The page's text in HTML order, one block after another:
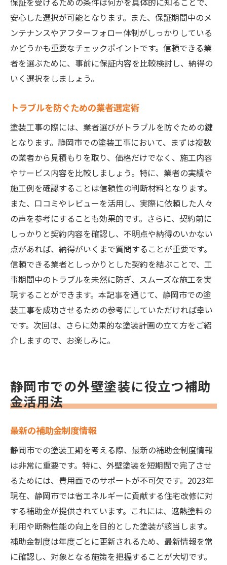
安心した選択が可能となります。また、保証期間中のメ
ンテナンスやアフターフォロー体制がしっかりしている
かどうかも重要なチェックポイントです。信頼できる業
者を選ぶために、事前に保証内容を比較検討し、納得の
いく選択をしましょう。
トラブルを防ぐための業者選定術
塗装工事の際には、業者選びがトラブルを防ぐための鍵
となります。静岡市での塗装工事において、まずは複数
の業者から見積もりを取り、価格だけでなく、施工内容
やサービス内容を比較しましょう。特に、業者の実績や
施工例を確認することは信頼性の判断材料となります。
また、口コミやレビューを活用し、実際に依頼した人々
の声を参考にすることも効果的です。さらに、契約前に
しっかりと契約内容を確認し、不明点や納得のいかない
点があれば、納得がいくまで質問することが重要です。
信頼できる業者としっかりとした契約を結ぶことで、工
事期間中のトラブルを未然に防ぎ、スムーズな施工を実
現することができます。本記事を通じて、静岡市での塗
装工事を成功させるための参考にしていただければ幸い
です。次回は、さらに効果的な塗装計画の立て方をご紹
介しますので、お楽しみに。
静岡市での外壁塗装に役立つ補助
金活用法
最新の補助金制度情報
静岡市での塗装工期を考える際、最新の補助金制度情報
は非常に重要です。特に、外壁塗装を短期間で完了させ
るためには、費用面でのサポートが不可欠です。2023年
現在、静岡市では省エネルギーに貢献する住宅改修に対
する補助金が提供されています。これには、遮熱塗料の
利用や断熱性能の向上を目的とした塗装が該当します。
補助金制度は年度ごとに更新されるため、最新情報を常
に確認し、対象となる施策を把握することが大切です。